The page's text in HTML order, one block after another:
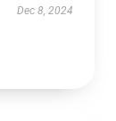
Dec 8, 2024